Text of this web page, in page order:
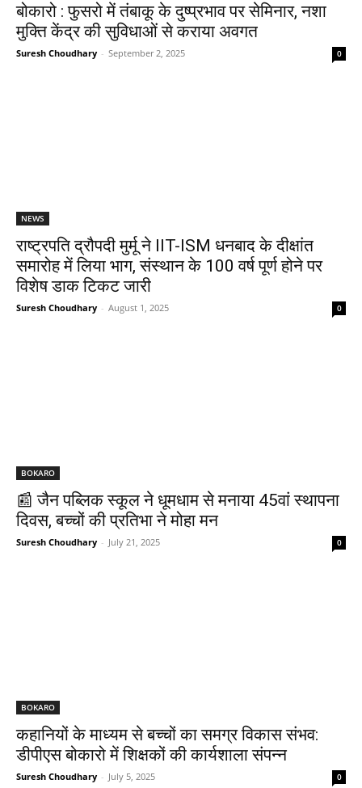
बोकारो : फुसरो में तंबाकू के दुष्प्रभाव पर सेमिनार, नशा
मुक्ति केंद्र की सुविधाओं से कराया अवगत
Suresh Choudhary - September 2, 2025 0
NEWS
राष्ट्रपति द्रौपदी मुर्मू ने IIT-ISM धनबाद के दीक्षांत
समारोह में लिया भाग, संस्थान के 100 वर्ष पूर्ण होने पर
विशेष डाक टिकट जारी
Suresh Choudhary - August 1, 2025 0
BOKARO
📰 जैन पब्लिक स्कूल ने धूमधाम से मनाया 45वां स्थापना
दिवस, बच्चों की प्रतिभा ने मोहा मन
Suresh Choudhary - July 21, 2025 0
BOKARO
कहानियों के माध्यम से बच्चों का समग्र विकास संभव:
डीपीएस बोकारो में शिक्षकों की कार्यशाला संपन्न
Suresh Choudhary - July 5, 2025 0